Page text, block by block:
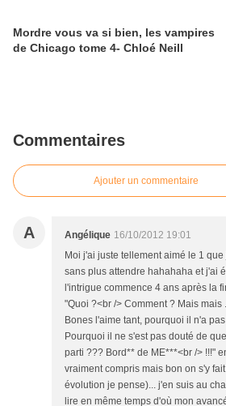
Mordre vous va si bien, les vampires
de Chicago tome 4- Chloé Neill
Commentaires
Ajouter un commentaire
A Angélique 16/10/2012 19:01
Moi j'ai juste tellement aimé le 1
sans plus attendre hahahaha et j'ai
l'intrigue commence 4 ans après la
"Quoi ?<br /> Comment ? Mais mais
Bones l'aime tant, pourquoi il n'a
Pourquoi il ne s'est pas douté de
parti ??? Bord** de ME***<br /> !!!"
vraiment compris mais bon on s'y
évolution je pense)... j'en suis au
lire en même temps d'où mon